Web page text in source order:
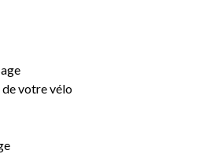
de votre vélo